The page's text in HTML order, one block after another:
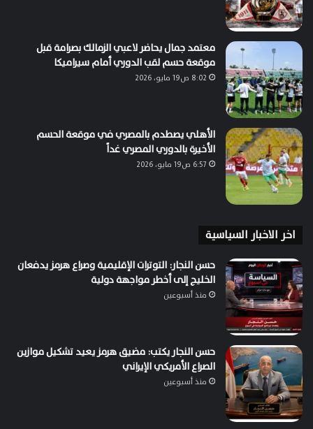
معتمد جمال يحاضر لاعبي الزمالك بصرامة قبل
موقعة حسم لقب الدوري أمام سيراميكا
8:02 ص19 مايو، 2026
الأهلي يصطدم بالمصري في موقعة الحسم
الأخيرة بالدوري المصري غداً
6:57 ص19 مايو، 2026
اخر الاخبار السياسية
حسن النجار: التوترات الإقليمية وصراع هرمز يدفعان
الخليج إلى أخطر مواجهة دولية
منذ أسبوعين
حسن النجار يكتب: مضيق هرمز يعيد تشكيل موازين
الصراع الأمريكي الإيراني
منذ أسبوعين